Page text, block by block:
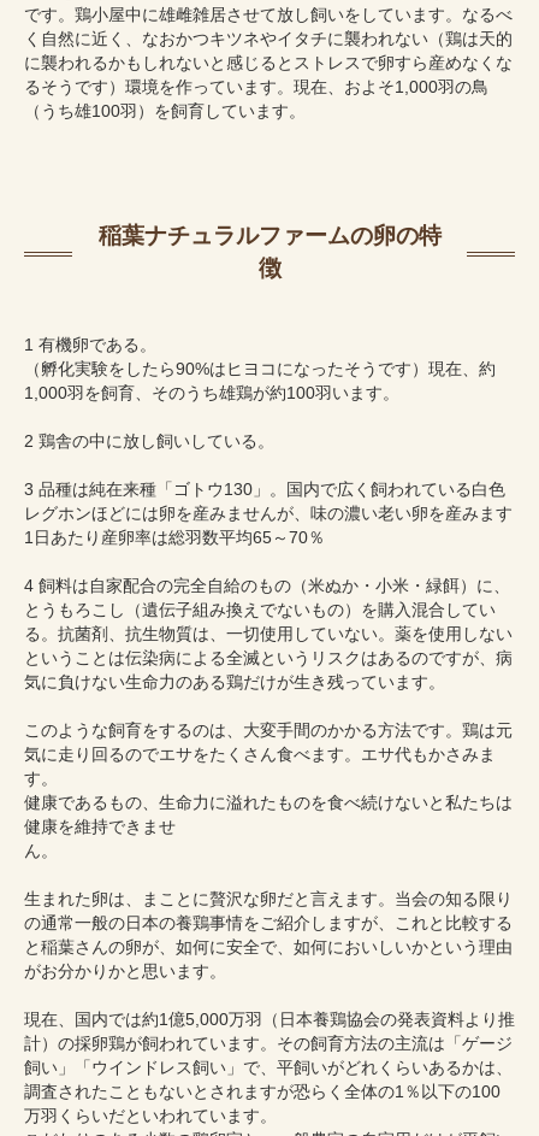
です。鶏小屋中に雄雌雑居させて放し飼いをしています。なるべ
く自然に近く、なおかつキツネやイタチに襲われない（鶏は天的
に襲われるかもしれないと感じるとストレスで卵すら産めなくな
るそうです）環境を作っています。現在、およそ1,000羽の鳥
（うち雄100羽）を飼育しています。
稲葉ナチュラルファームの卵の特
徴
1 有機卵である。
（孵化実験をしたら90%はヒヨコになったそうです）現在、約
1,000羽を飼育、そのうち雄鶏が約100羽います。
2 鶏舎の中に放し飼いしている。
3 品種は純在来種「ゴトウ130」。国内で広く飼われている白色
レグホンほどには卵を産みませんが、味の濃い老い卵を産みます
1日あたり産卵率は総羽数平均65～70％
4 飼料は自家配合の完全自給のもの（米ぬか・小米・緑餌）に、
とうもろこし（遺伝子組み換えでないもの）を購入混合してい
る。抗菌剤、抗生物質は、一切使用していない。薬を使用しない
ということは伝染病による全滅というリスクはあるのですが、病
気に負けない生命力のある鶏だけが生き残っています。
このような飼育をするのは、大変手間のかかる方法です。鶏は元
気に走り回るのでエサをたくさん食べます。エサ代もかさみま
す。
健康であるもの、生命力に溢れたものを食べ続けないと私たちは
健康を維持できませ
ん。
生まれた卵は、まことに贅沢な卵だと言えます。当会の知る限り
の通常一般の日本の養鶏事情をご紹介しますが、これと比較する
と稲葉さんの卵が、如何に安全で、如何においしいかという理由
がお分かりかと思います。
現在、国内では約1億5,000万羽（日本養鶏協会の発表資料より推
計）の採卵鶏が飼われています。その飼育方法の主流は「ゲージ
飼い」「ウインドレス飼い」で、平飼いがどれくらいあるかは、
調査されたこともないとされますが恐らく全体の1％以下の100
万羽くらいだといわれています。